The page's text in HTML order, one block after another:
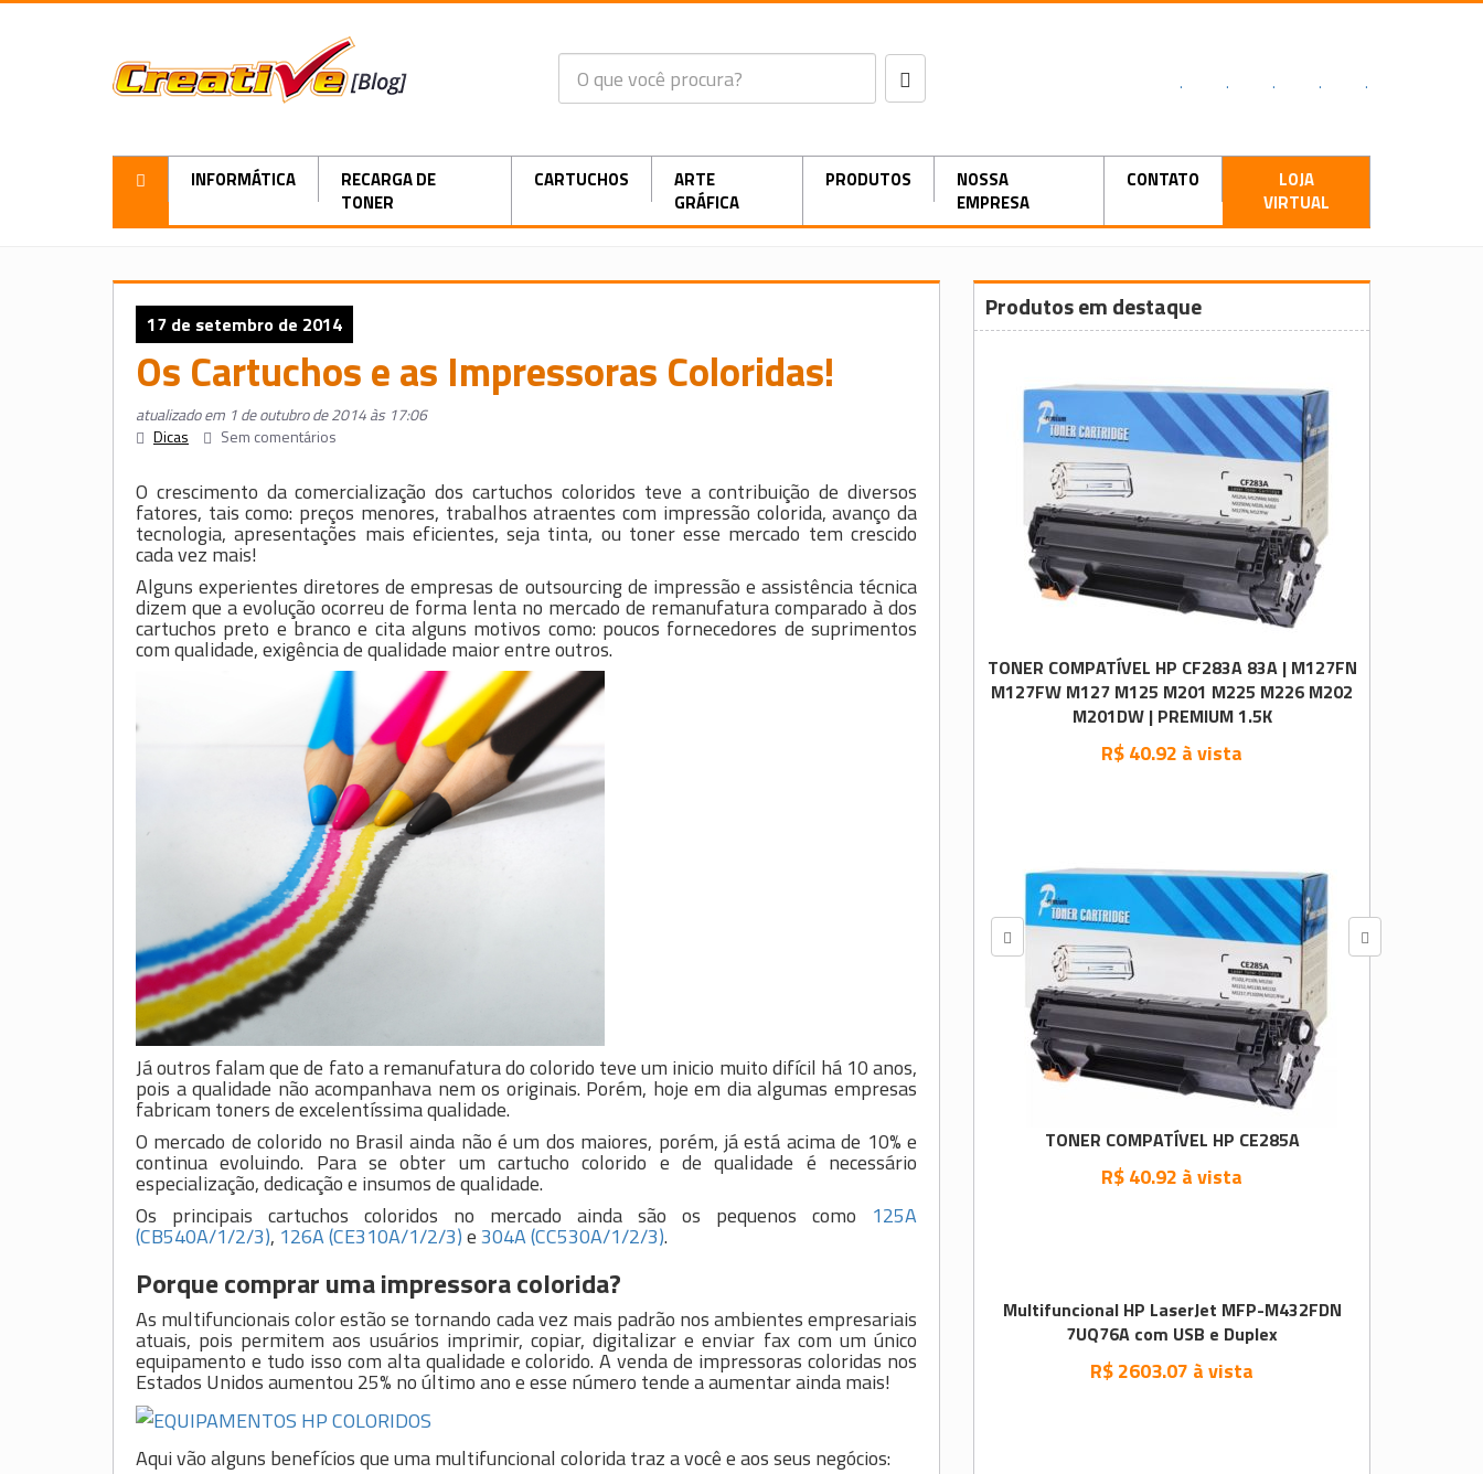
. . . . .
INFORMÁTICA
RECARGA DE
TONER
CARTUCHOS
ARTE
GRÁFICA
PRODUTOS
NOSSA
EMPRESA
CONTATO
LOJA
VIRTUAL
17 de setembro de 2014
Os Cartuchos e as Impressoras Coloridas!
atualizado em 1 de outubro de 2014 às 17:06
Dicas
Sem comentários
O crescimento da comercialização dos cartuchos coloridos teve a contribuição de diversos
fatores, tais como: preços menores, trabalhos atraentes com impressão colorida, avanço da
tecnologia, apresentações mais eficientes, seja tinta, ou toner esse mercado tem crescido
cada vez mais!
Alguns experientes diretores de empresas de outsourcing de impressão e assistência técnica
dizem que a evolução ocorreu de forma lenta no mercado de remanufatura comparado à dos
cartuchos preto e branco e cita alguns motivos como: poucos fornecedores de suprimentos
com qualidade, exigência de qualidade maior entre outros.
Já outros falam que de fato a remanufatura do colorido teve um inicio muito difícil há 10 anos,
pois a qualidade não acompanhava nem os originais. Porém, hoje em dia algumas empresas
fabricam toners de excelentíssima qualidade.
O mercado de colorido no Brasil ainda não é um dos maiores, porém, já está acima de 10% e
continua evoluindo. Para se obter um cartucho colorido e de qualidade é necessário
especialização, dedicação e insumos de qualidade.
Os principais cartuchos coloridos no mercado ainda são os pequenos como 125A
(CB540A/1/2/3), 126A (CE310A/1/2/3)e304A (CC530A/1/2/3).
Porque comprar uma impressora colorida?
As multifuncionais color estão se tornando cada vez mais padrão nos ambientes empresariais
atuais, pois permitem aos usuários imprimir, copiar, digitalizar e enviar fax com um único
equipamento e tudo isso com alta qualidade e colorido. A venda de impressoras coloridas nos
Estados Unidos aumentou 25% no último ano e esse número tende a aumentar ainda mais!
Aqui vão alguns benefícios que uma multifuncional colorida traz a você e aos seus negócios:
Produtos em destaque
TONER COMPATÍVEL HP CF283A 83A | M127FN
M127FW M127 M125 M201 M225 M226 M202
M201DW | PREMIUM 1.5K
R$ 40.92 à vista
TONER COMPATÍVEL HP CE285A
R$ 40.92 à vista
Multifuncional HP LaserJet MFP-M432FDN
7UQ76A com USB e Duplex
R$ 2603.07 à vista